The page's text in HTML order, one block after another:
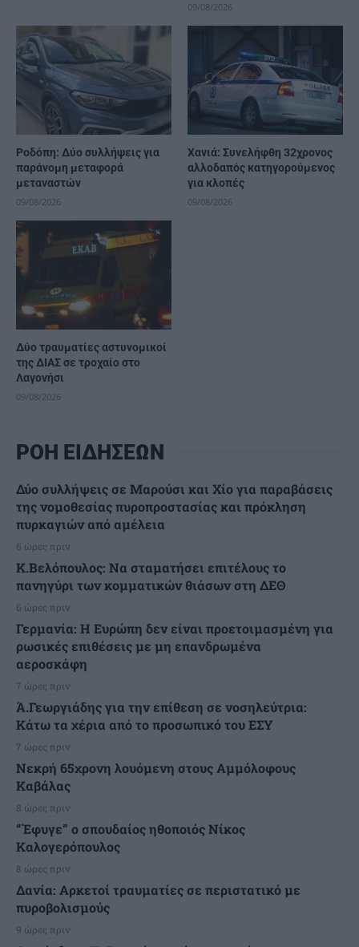
09/08/2026
Ροδόπη: Δύο συλλήψεις για
παράνομη μεταφορά
μεταναστών
09/08/2026
Χανιά: Συνελήφθη 32χρονος
αλλοδαπός κατηγορούμενος
για κλοπές
09/08/2026
Δύο τραυματίες αστυνομικοί
της ΔΙΑΣ σε τροχαίο στο
Λαγονήσι
09/08/2026
ΡΟΗ ΕΙΔΗΣΕΩΝ
Δύο συλλήψεις σε Μαρούσι και Χίο για παραβάσεις
της νομοθεσίας πυροπροστασίας και πρόκληση
πυρκαγιών από αμέλεια
6 ώρες πριν
Κ.Βελόπουλος: Να σταματήσει επιτέλους το
πανηγύρι των κομματικών θιάσων στη ΔΕΘ
6 ώρες πριν
Γερμανία: Η Ευρώπη δεν είναι προετοιμασμένη για
ρωσικές επιθέσεις με μη επανδρωμένα
αεροσκάφη
7 ώρες πριν
Ά.Γεωργιάδης για την επίθεση σε νοσηλεύτρια:
Κάτω τα χέρια από το προσωπικό του ΕΣΥ
7 ώρες πριν
Νεκρή 65χρονη λουόμενη στους Αμμόλοφους
Καβάλας
8 ώρες πριν
“Έφυγε” ο σπουδαίος ηθοποιός Νίκος
Καλογερόπουλος
8 ώρες πριν
Δανία: Αρκετοί τραυματίες σε περιστατικό με
πυροβολισμούς
9 ώρες πριν